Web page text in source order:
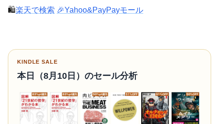
🛍️楽天で検索 🎉Yahoo&PayPayモール
KINDLE SALE
本日（8月10日）のセール分析